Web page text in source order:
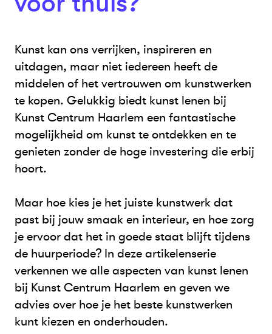
Kunst kan ons verrijken, inspireren en
uitdagen, maar niet iedereen heeft de
middelen of het vertrouwen om kunstwerken
te kopen. Gelukkig biedt kunst lenen bij
Kunst Centrum Haarlem een fantastische
mogelijkheid om kunst te ontdekken en te
genieten zonder de hoge investering die erbij
hoort.
Maar hoe kies je het juiste kunstwerk dat
past bij jouw smaak en interieur, en hoe zorg
je ervoor dat het in goede staat blijft tijdens
de huurperiode? In deze artikelenserie
verkennen we alle aspecten van kunst lenen
bij Kunst Centrum Haarlem en geven we
advies over hoe je het beste kunstwerken
kunt kiezen en onderhouden.